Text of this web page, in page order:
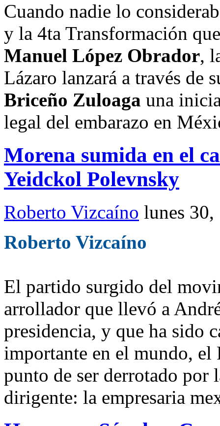
Cuando nadie lo
y la 4ta Transformación
Manuel López Obrador,
Lázaro lanzará a través de
Briceño Zuloaga una
legal del embarazo en
Morena sumida en el
Yeidckol Polevnsky
Roberto Vizcaíno lunes 30,
Roberto Vizcaíno
El partido surgido del
arrollador que llevó a
presidencia, y que ha sido
importante en el mundo, el
punto de ser derrotado por
dirigente: la empresaria